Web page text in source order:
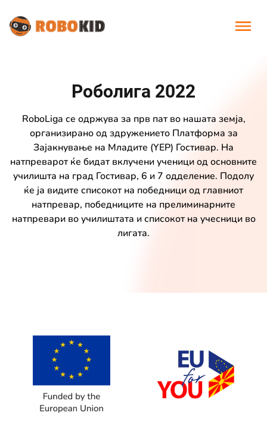
Роболига 2022
RoboLiga се одржува за прв пат во нашата земја,
организирано од здружението Платформа за
Зајакнување на Mладите (YEP) Гостивар. На
натпреварот ќе бидат вклучени ученици од основните
училишта на град Гостивар, 6 и 7 одделение. Подолу
ќе ја видите списокот на победници од главниот
натпревар, победниците на прелиминарните
натпревари во училиштата и списокот на учесници во
лигата.